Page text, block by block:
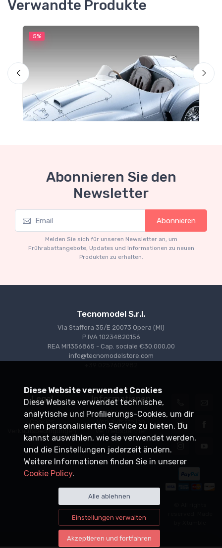
Verwandte Produkte
5%
Mythos Collection 1-18
Ferrari 166 MM Abarth Metallic Silver Press
€227.05 €239.00
Abonnieren Sie den
Newsletter
Abonnieren
Melden Sie sich für unseren Newsletter an, um
Frührabattangebote, Updates und Informationen zu neuen
Produkten zu erhalten.
Tecnomodel S.r.l.
Via Staffora 35/E 20073 Opera (MI)
P.IVA 10234820156
REA MI1356865 - Cap. sociale €30.000,00
info@tecnomodelstore.com
Legal
Privacy
Cookies
Verkaufsbedingungen
Informationen
Versand
Verkaufsstellen
Vertriebspartner
Diese Website verwendet Cookies
Diese Website verwendet technische,
analytische und Profilierungs-Cookies, um dir
einen personalisierten Service zu bieten. Du
kannst auswählen, wie sie verwendet werden,
und die Einstellungen jederzeit ändern.
Weitere Informationen finden Sie in unserer
Cookie Policy.
Alle ablehnen
Einstellungen verwalten
Akzeptieren und fortfahren